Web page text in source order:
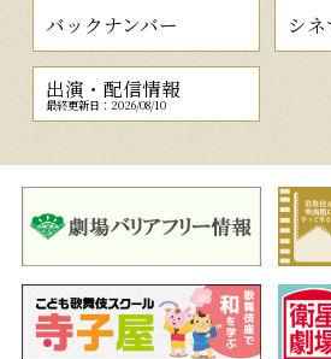
バックナンバー シ
出演・配信情報
最終更新日：2026/08/10